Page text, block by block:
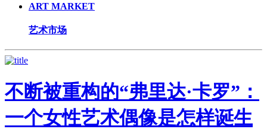
ART MARKET
艺术市场
不断被重构的“弗里达·卡罗”：
一个女性艺术偶像是怎样诞生